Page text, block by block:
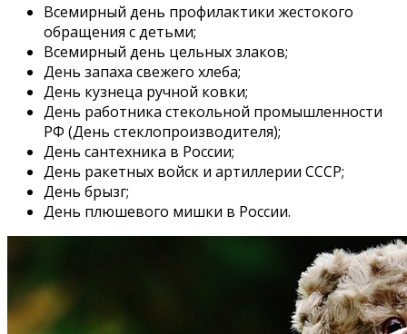
Всемирный день профилактики жестокого
обращения с детьми;
Всемирный день цельных злаков;
День запаха свежего хлеба;
День кузнеца ручной ковки;
День работника стекольной промышленности
РФ (День стеклопроизводителя);
День сантехника в России;
День ракетных войск и артиллерии СССР;
День брызг;
День плюшевого мишки в России.